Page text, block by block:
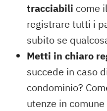
tracciabili come
registrare tutti i
subito se
Metti in chiaro
succede in caso
condominio?
utenze in